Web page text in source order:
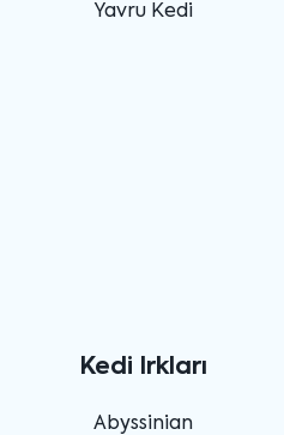
Yavru Kedi
Kedi Irkları
Abyssinian